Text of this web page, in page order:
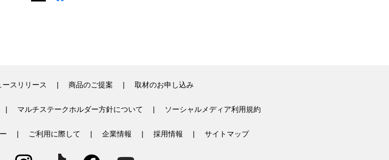
ースリリース 商品のご提案 取材のお申し込み
マルチステークホルダー方針について ソーシャルメディア利用規約
ご利用に際して 企業情報 採用情報 サイトマップ